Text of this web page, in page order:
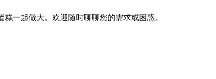
一起做大。欢迎随时聊聊您的需求或困惑。